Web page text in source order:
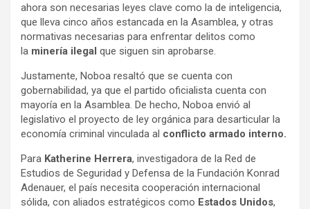
ahora son necesarias leyes clave como la de inteligencia,
que lleva cinco años estancada en la Asamblea, y otras
normativas necesarias para enfrentar delitos como
la minería ilegal que siguen sin aprobarse.
Justamente, Noboa resaltó que se cuenta con
gobernabilidad, ya que el partido oficialista cuenta con
mayoría en la Asamblea. De hecho, Noboa envió al
legislativo el proyecto de ley orgánica para desarticular la
economía criminal vinculada al conflicto armado interno.
Para Katherine Herrera, investigadora de la Red de
Estudios de Seguridad y Defensa de la Fundación Konrad
Adenauer, el país necesita cooperación internacional
sólida, con aliados estratégicos como Estados Unidos,